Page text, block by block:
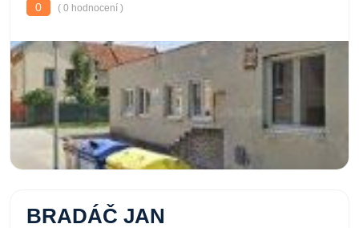
0
( 0 hodnocení )
BRADÁČ JAN